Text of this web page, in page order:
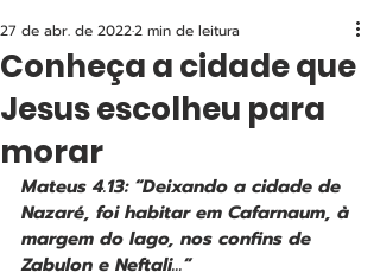
Conheça a cidade que
Jesus escolheu para
morar
27 de abr. de 20222 min de leitura
Mateus 4.13: “Deixando a cidade de
Nazaré, foi habitar em Cafarnaum, à
margem do lago, nos confins de
Zabulon e Neftali...”